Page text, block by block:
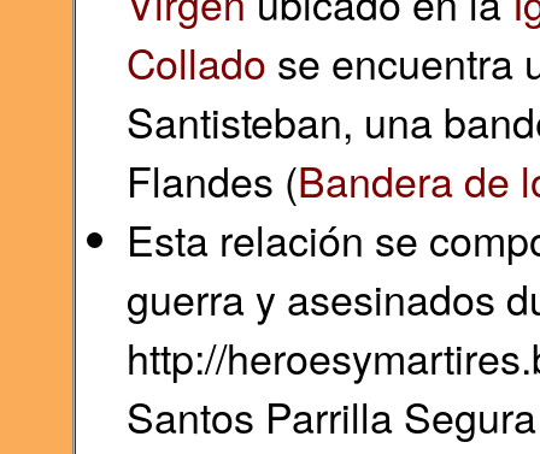
Collado se encuentra
Santisteban, una
Flandes (Bandera de
Esta relación se
guerra y asesinados
http://
Santos Parrilla Segura